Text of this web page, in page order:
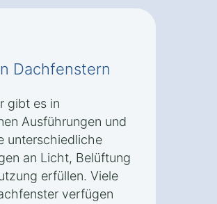
Dachfenstern
gibt es in
Ausführungen und
unterschiedliche
an Licht, Belüftung
erfüllen. Viele
verfügen